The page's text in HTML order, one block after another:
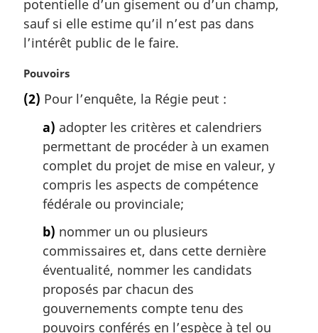
r
g
i
a
l
e
potentielle d’un gisement ou d’un champ,
sauf si elle estime qu’il n’est pas dans
l’intérêt public de le faire.
N
t
Pouvoirs
(2) Pour l’enquête, la Régie peut :
a) adopter les critères et calendriers
permettant de procéder à un examen
complet du projet de mise en valeur, y
compris les aspects de compétence
fédérale ou provinciale;
b) nommer un ou plusieurs
commissaires et, dans cette dernière
éventualité, nommer les candidats
proposés par chacun des
gouvernements compte tenu des
pouvoirs conférés en l’espèce à tel ou